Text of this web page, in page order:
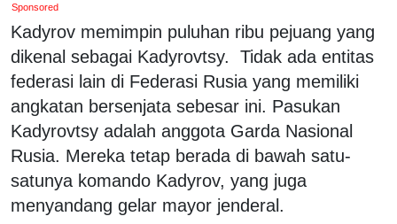
Sponsored
Kadyrov memimpin puluhan ribu pejuang yang
dikenal sebagai Kadyrovtsy. Tidak ada entitas
federasi lain di Federasi Rusia yang memiliki
angkatan bersenjata sebesar ini. Pasukan
Kadyrovtsy adalah anggota Garda Nasional
Rusia. Mereka tetap berada di bawah satu-
satunya komando Kadyrov, yang juga
menyandang gelar mayor jenderal.